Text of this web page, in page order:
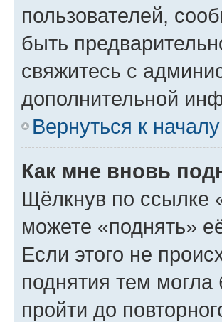
пользователей,
быть
свяжитесь с
дополнительной
Вернуться к началу
Как мне вновь
Щёлкнув по ссылке
можете «поднять»
Если этого не
поднятия тем
пройти до